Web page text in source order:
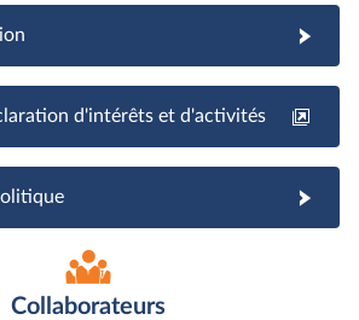
d'intérêts et d'activités
Collaborateurs